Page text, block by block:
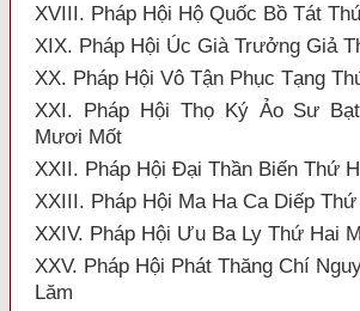
XVIII. Pháp Hội Hộ Quốc Bồ Tát
XIX. Pháp Hội Úc Già Trưởng Giả
XX. Pháp Hội Vô Tận Phục Tạng
XXI. Pháp Hội Thọ Ký Ảo Sư
Mươi Mốt
XXII. Pháp Hội Đại Thần Biến Thứ
XXIII. Pháp Hội Ma Ha Ca Diếp
XXIV. Pháp Hội Ưu Ba Ly Thứ Hai
XXV. Pháp Hội Phát Thăng Chí
Lăm